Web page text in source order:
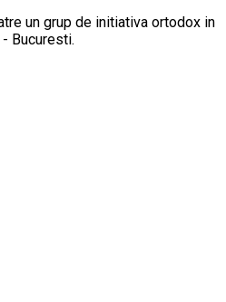
un grup de initiativa ortodox in
Bucuresti.